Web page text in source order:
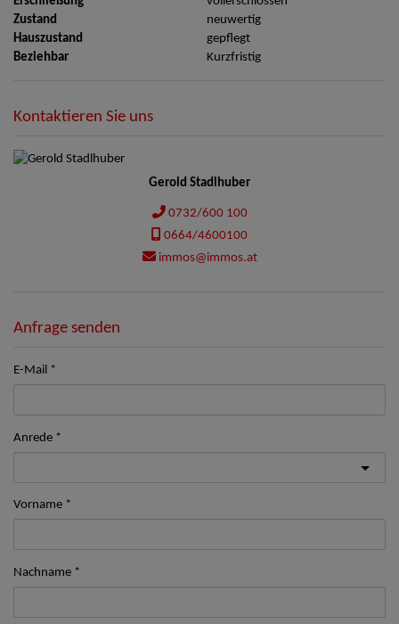
Zustand
neuwertig
Hauszustand
gepflegt
Beziehbar
Kurzfristig
Kontaktieren Sie uns
Gerold Stadlhuber
0732/600 100
0664/4600100
immos@immos.at
Anfrage senden
E-Mail
Anrede
Vorname
Nachname